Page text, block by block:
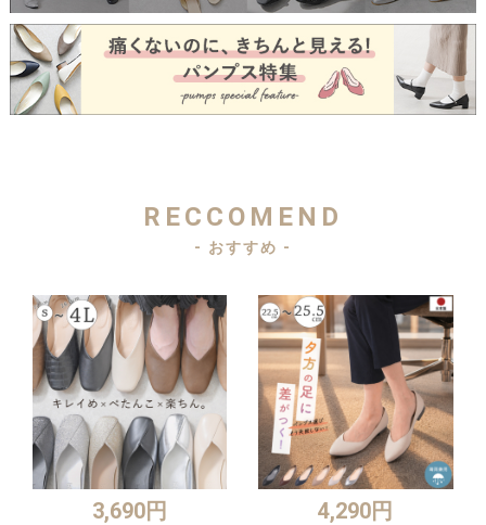
RECCOMEND
- おすすめ -
3,690円 4,290円